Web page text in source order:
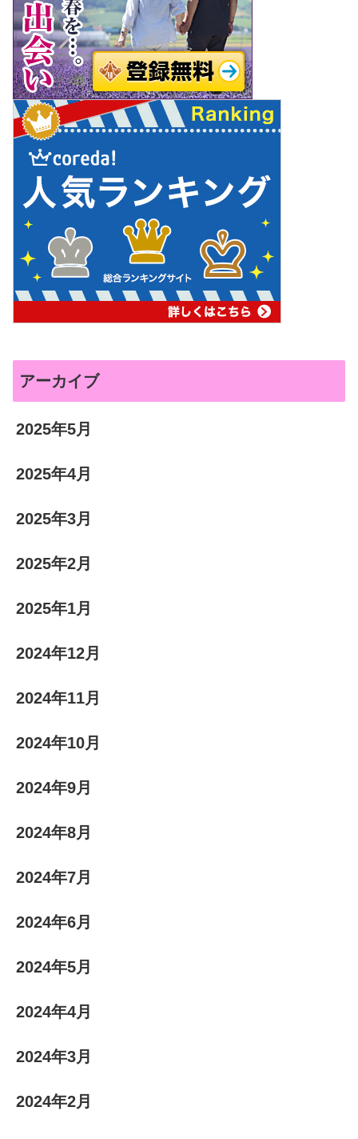
アーカイブ
2025年5月
2025年4月
2025年3月
2025年2月
2025年1月
2024年12月
2024年11月
2024年10月
2024年9月
2024年8月
2024年7月
2024年6月
2024年5月
2024年4月
2024年3月
2024年2月